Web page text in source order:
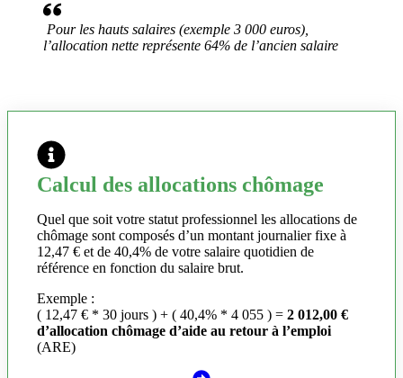
Pour les hauts salaires (exemple 3 000 euros),
l’allocation nette représente 64% de l’ancien salaire
Calcul des allocations chômage
Quel que soit votre statut professionnel les allocations de
chômage sont composés d’un montant journalier fixe à
12,47 € et de 40,4% de votre salaire quotidien de
référence en fonction du salaire brut.
Exemple :
( 12,47 € * 30 jours ) + ( 40,4% * 4 055 ) = 2 012,00 €
d’allocation chômage d’aide au retour à l’emploi
(ARE)